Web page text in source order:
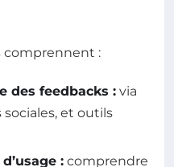
comprennent :
des feedbacks : via
et outils
: comprendre